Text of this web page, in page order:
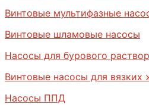
Винтовые мультифазные
Винтовые шламовые насосы
Насосы для бурового
Винтовые насосы для вязких
Насосы ППД